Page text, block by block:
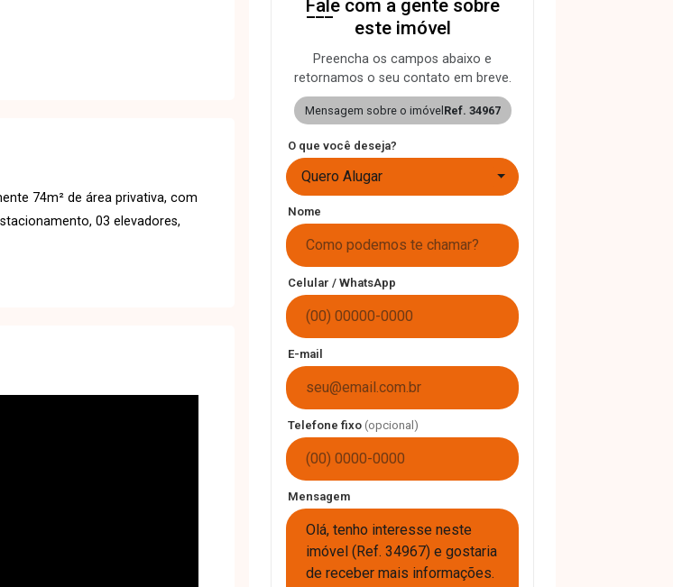
74m² de área privativa, com
03 elevadores,
Fale com a gente sobre
este imóvel
Preencha os campos abaixo e
retornamos o seu contato em breve.
Mensagem sobre o imóvel Ref. 34967
O que você deseja?
Quero Alugar
Nome
Celular / WhatsApp
E-mail
Telefone fixo (opcional)
Mensagem